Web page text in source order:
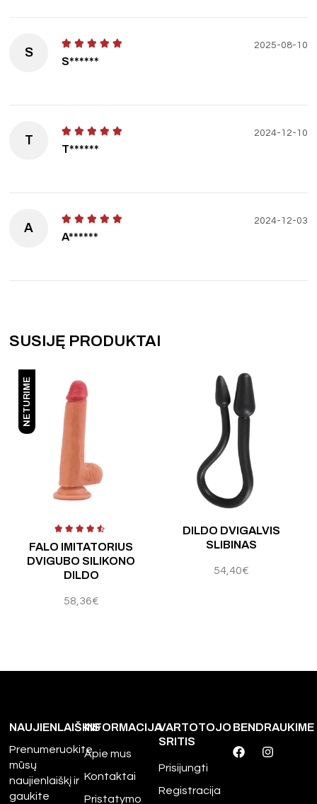
S
S******
2025-08-10
T
T******
2024-12-10
A
A******
2024-12-03
SUSIJĘ PRODUKTAI
NETURIME
FALO IMITATORIUS
DVIGUBO SILIKONO
DILDO
58,36€
DILDO DVIGALVIS
SLIBINAS
54,40€
NAUJIENLAIŠKIS
Prenumeruokite
mūsų
naujienlaiškį ir
gaukite
INFORMACIJA
Apie mus
Kontaktai
Pristatymo
VARTOTOJO
SRITIS
Prisijungti
Registracija
BENDRAUKIME